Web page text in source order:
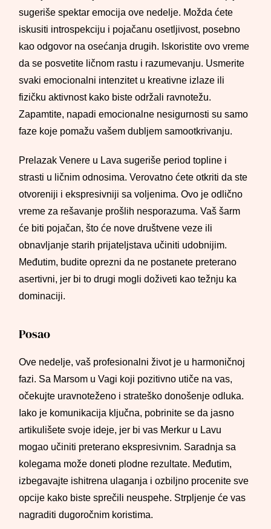
sugeriše spektar emocija ove nedelje. Možda ćete
iskusiti introspekciju i pojačanu osetljivost, posebno
kao odgovor na osećanja drugih. Iskoristite ovo vreme
da se posvetite ličnom rastu i razumevanju. Usmerite
svaki emocionalni intenzitet u kreativne izlaze ili
fizičku aktivnost kako biste održali ravnotežu.
Zapamtite, napadi emocionalne nesigurnosti su samo
faze koje pomažu vašem dubljem samootkrivanju.
Prelazak Venere u Lava sugeriše period topline i
strasti u ličnim odnosima. Verovatno ćete otkriti da ste
otvoreniji i ekspresivniji sa voljenima. Ovo je odlično
vreme za rešavanje prošlih nesporazuma. Vaš šarm
će biti pojačan, što će nove društvene veze ili
obnavljanje starih prijateljstava učiniti udobnijim.
Međutim, budite oprezni da ne postanete preterano
asertivni, jer bi to drugi mogli doživeti kao težnju ka
dominaciji.
Posao
Ove nedelje, vaš profesionalni život je u harmoničnoj
fazi. Sa Marsom u Vagi koji pozitivno utiče na vas,
očekujte uravnoteženo i strateško donošenje odluka.
Iako je komunikacija ključna, pobrinite se da jasno
artikulišete svoje ideje, jer bi vas Merkur u Lavu
mogao učiniti preterano ekspresivnim. Saradnja sa
kolegama može doneti plodne rezultate. Međutim,
izbegavajte ishitrena ulaganja i ozbiljno procenite sve
opcije kako biste sprečili neuspehe. Strpljenje će vas
nagraditi dugoročnim koristima.